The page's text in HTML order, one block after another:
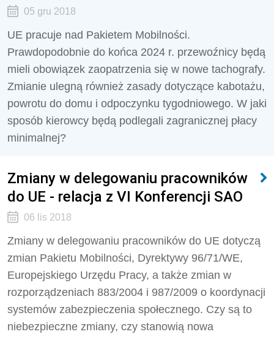
05 gru 2018
UE pracuje nad Pakietem Mobilności.
Prawdopodobnie do końca 2024 r. przewoźnicy będą
mieli obowiązek zaopatrzenia się w nowe tachografy.
Zmianie ulegną również zasady dotyczące kabotażu,
powrotu do domu i odpoczynku tygodniowego. W jaki
sposób kierowcy będą podlegali zagranicznej płacy
minimalnej?
Zmiany w delegowaniu pracowników
do UE - relacja z VI Konferencji SAO
06 lis 2018
Zmiany w delegowaniu pracowników do UE dotyczą
zmian Pakietu Mobilności, Dyrektywy 96/71/WE,
Europejskiego Urzędu Pracy, a także zmian w
rozporządzeniach 883/2004 i 987/2009 o koordynacji
systemów zabezpieczenia społecznego. Czy są to
niebezpieczne zmiany, czy stanowią nowa